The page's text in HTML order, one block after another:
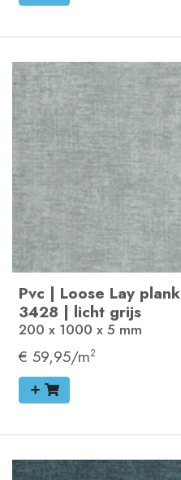
Pvc | Loose Lay plank
3428 | licht grijs
200 x 1000 x 5 mm
€ 59,95/m2